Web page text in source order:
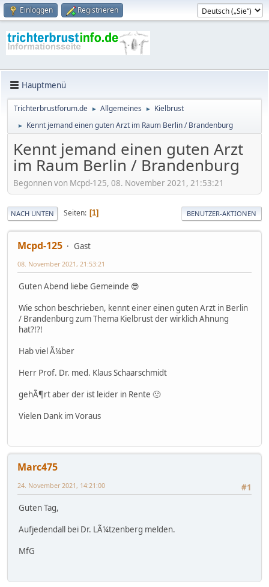
Einloggen Registrieren
Hauptmenü
Trichterbrustforum.de ► Allgemeines ► Kielbrust
► Kennt jemand einen guten Arzt im Raum Berlin / Brandenburg
Kennt jemand einen guten Arzt
im Raum Berlin / Brandenburg
Begonnen von Mcpd-125, 08. November 2021, 21:53:21
NACH UNTEN Seiten 1 BENUTZER-AKTIONEN
Mcpd-125 Gast
08. November 2021, 21:53:21
Guten Abend liebe Gemeinde 😎
Wie schon beschrieben, kennt einer einen guten Arzt in Berlin
/ Brandenburg zum Thema Kielbrust der wirklich Ahnung
hat?!?!
Hab viel Ã¼ber
Herr Prof. Dr. med. Klaus Schaarschmidt
gehÃ¶rt aber der ist leider in Rente 🙁
Vielen Dank im Voraus
Marc475
#1
24. November 2021, 14:21:00
Guten Tag,
Aufjedendall bei Dr. LÃ¼tzenberg melden.
MfG